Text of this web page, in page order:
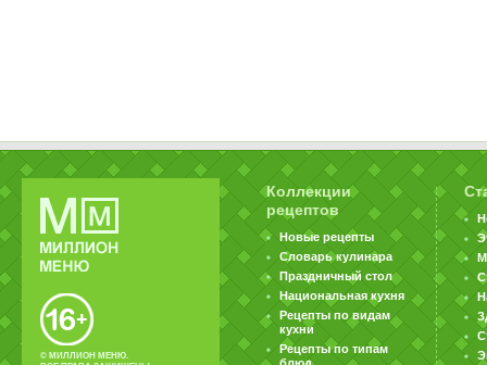
© МИЛЛИОН МЕНЮ.
Коллекции
рецептов
Новые рецепты
Словарь кулинара
Праздничный стол
Национальная кухня
Рецепты по видам
кухни
Рецепты по типам